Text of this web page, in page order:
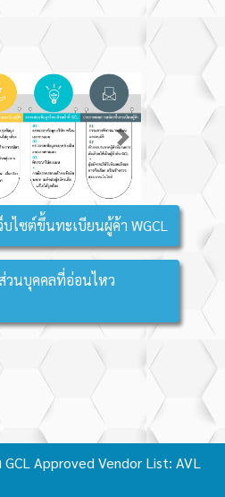
Next
บไซต์ขึ้นทะเบียนผู้ค้า WGCL
วนบุคคลที่อ่อนไหว
Approved Vendor List: AVL